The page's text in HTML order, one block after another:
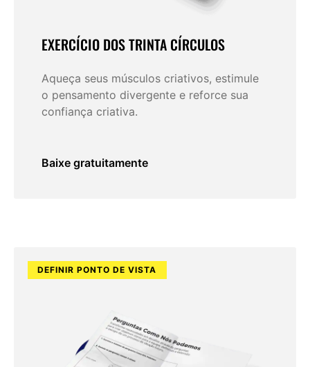
EXERCÍCIO DOS TRINTA CÍRCULOS
Aqueça seus músculos criativos, estimule
o pensamento divergente e reforce sua
confiança criativa.
Baixe gratuitamente
DEFINIR PONTO DE VISTA